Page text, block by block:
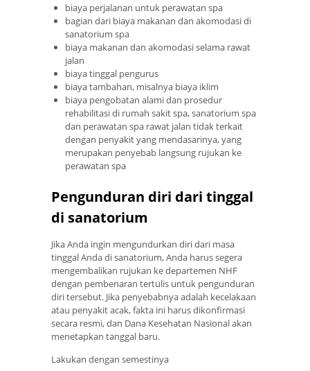
biaya perjalanan untuk perawatan spa
bagian dari biaya makanan dan akomodasi di
sanatorium spa
biaya makanan dan akomodasi selama rawat
jalan
biaya tinggal pengurus
biaya tambahan, misalnya biaya iklim
biaya pengobatan alami dan prosedur
rehabilitasi di rumah sakit spa, sanatorium spa
dan perawatan spa rawat jalan tidak terkait
dengan penyakit yang mendasarinya, yang
merupakan penyebab langsung rujukan ke
perawatan spa
Pengunduran diri dari tinggal
di sanatorium
Jika Anda ingin mengundurkan diri dari masa
tinggal Anda di sanatorium, Anda harus segera
mengembalikan rujukan ke departemen NHF
dengan pembenaran tertulis untuk pengunduran
diri tersebut. Jika penyebabnya adalah kecelakaan
atau penyakit acak, fakta ini harus dikonfirmasi
secara resmi, dan Dana Kesehatan Nasional akan
menetapkan tanggal baru.
Lakukan dengan semestinya